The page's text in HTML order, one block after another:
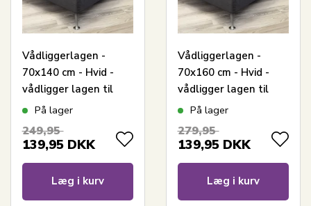
Vådliggerlagen -
70x140 cm - Hvid -
vådligger lagen til
juniorseng - Borg
På lager
249,95
139,95 DKK
Læg i kurv
Vådliggerlagen -
70x160 cm - Hvid -
vådligger lagen til
juniorseng - Borg
På lager
279,95
139,95 DKK
Læg i kurv